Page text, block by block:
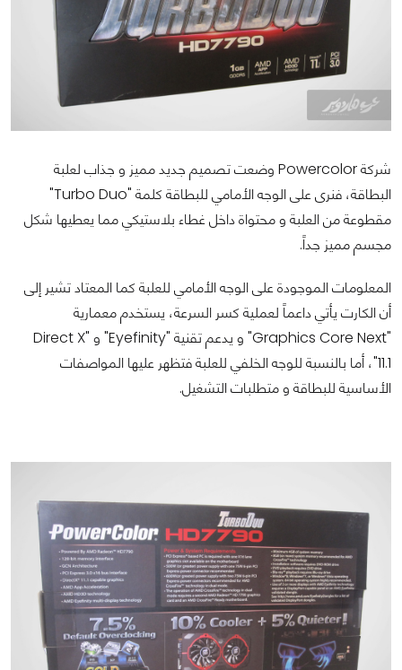
شركة Powercolor وضعت تصميم جديد مميز و جذاب لعلبة
البطاقة، فنرى على الوجه الأمامي للبطاقة كلمة "Turbo Duo"
مقطوعة من العلبة و محتواة داخل غطاء بلاستيكي مما يعطيها شكل
مجسم مميز جداً.
المعلومات الموجودة على الوجه الأمامي للعلبة كما المعتاد تشير إلى
أن الكارت يأتي داعماً لعملية كسر السرعة، يستخدم معمارية
"Graphics Core Next" و يدعم تقنية "Eyefinity" و "Direct X
11.1"، أما بالنسبة للوجه الخلفي للعلبة فتظهر عليها المواصفات
الأساسية للبطاقة و متطلبات التشغيل.